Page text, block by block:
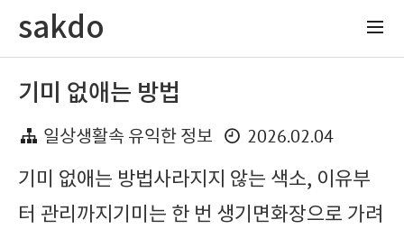
sakdo
기미 없애는 방법
일상생활속 유익한 정보
2026.02.04
기미 없애는 방법사라지지 않는 색소, 이유부
터 관리까지기미는 한 번 생기면화장으로 가려